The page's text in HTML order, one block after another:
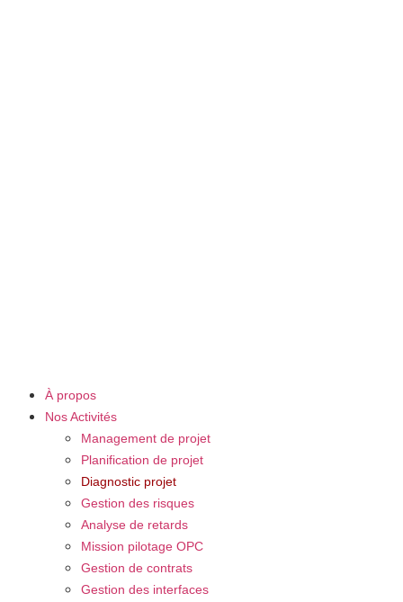
À propos
Nos Activités
Management de projet
Planification de projet
Diagnostic projet
Gestion des risques
Analyse de retards
Mission pilotage OPC
Gestion de contrats
Gestion des interfaces